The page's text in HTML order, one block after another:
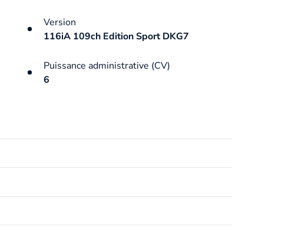
Version
116iA 109ch Edition Sport DKG7
Puissance administrative (CV)
6